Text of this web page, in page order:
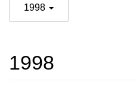
1998
1998